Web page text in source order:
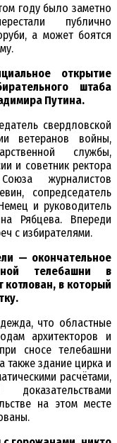
году было заметно
публично
а может боятся
открытие
штаба
Путина.
свердловской
ветеранов войны,
службы,
и советник ректора
журналистов
сопредседатель
и руководитель
Рябцева. Впереди
с избирателями.
— окончательное
телебашни в
в который
что областные
архитекторов и
сносе телебашни
также здание цирка и
расчётами,
на этом месте